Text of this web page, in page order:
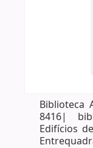
Biblioteca
8416|
Edifícios